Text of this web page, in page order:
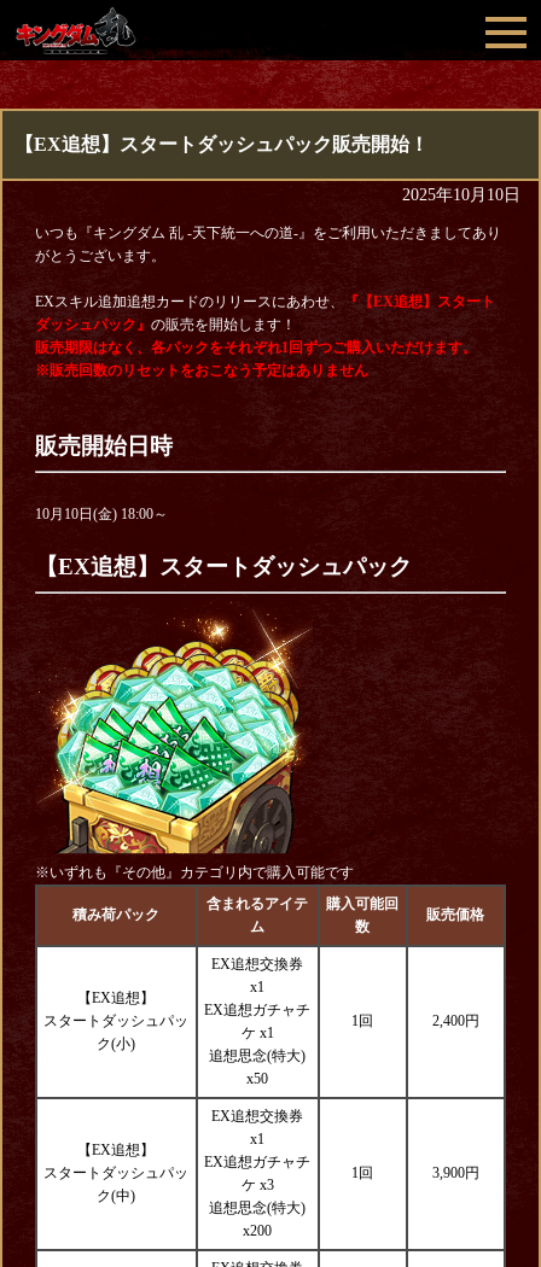
【EX追想】スタートダッシュパック販売開始！
2025年10月10日
いつも『キングダム 乱 -天下統一への道-』をご利用いただきましてあり
がとうございます。
EXスキル追加追想カードのリリースにあわせ、
『【EX追想】スタート
ダッシュパック』 の販売を開始します！
販売期限はなく、各パックをそれぞれ1回ずつご購入いただけます。
※販売回数のリセットをおこなう予定はありません
販売開始日時
10月10日(金) 18:00～
【EX追想】スタートダッシュパック
※いずれも『その他』カテゴリ内で購入可能です
積み荷パック
含まれるアイテ
ム
購入可能回
数
販売価格
【EX追想】
スタートダッシュパッ
ク(小)
EX追想交換券
x1
EX追想ガチャチ
ケ x1
追想思念(特大)
x50
1回 2,400円
【EX追想】
スタートダッシュパッ
ク(中)
EX追想交換券
x1
EX追想ガチャチ
ケ x3
追想思念(特大)
x200
1回 3,900円